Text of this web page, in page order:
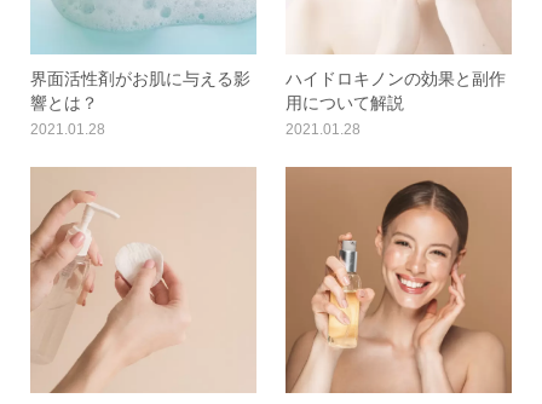
界面活性剤がお肌に与える影
響とは？
2021.01.28
ハイドロキノンの効果と副作
用について解説
2021.01.28